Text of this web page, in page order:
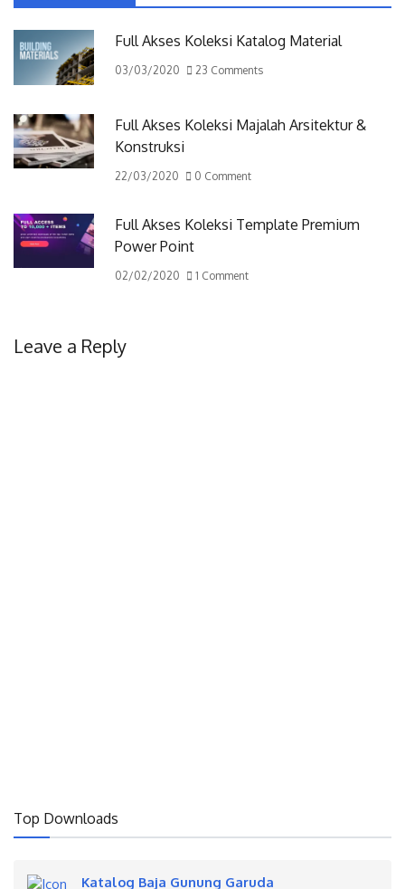
Full Akses Koleksi Katalog Material
03/03/2020 23 Comments
Full Akses Koleksi Majalah Arsitektur &
Konstruksi
22/03/2020 0 Comment
Full Akses Koleksi Template Premium
Power Point
02/02/2020 1 Comment
Leave a Reply
Top Downloads
Katalog Baja Gunung Garuda